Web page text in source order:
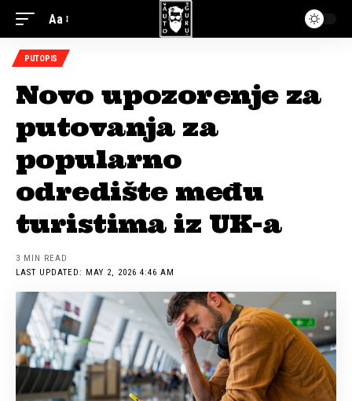
Aa
PUTOPIS
Novo upozorenje za
putovanja za
popularno
odredište među
turistima iz UK-a
LAST UPDATED: MAY 2, 2026 4:46 AM
3 MIN READ